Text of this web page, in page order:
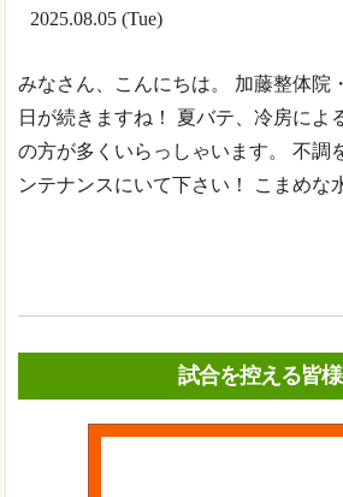
2025.08.05 (Tue)
みなさん、こんにちは。 加藤整体院
日が続きますね！ 夏バテ、冷房によ
の方が多くいらっしゃいます。 不調
ンテナンスにいて下さい！ こまめな
試合を控える皆